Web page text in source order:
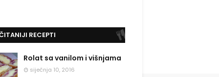
RECEPTI
Rolat sa vanilom i višnjama
siječnja 10, 2016